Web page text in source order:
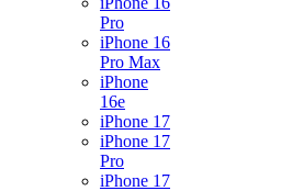
Pro
iPhone 16
Pro Max
iPhone
16e
iPhone 17
iPhone 17
Pro
iPhone 17